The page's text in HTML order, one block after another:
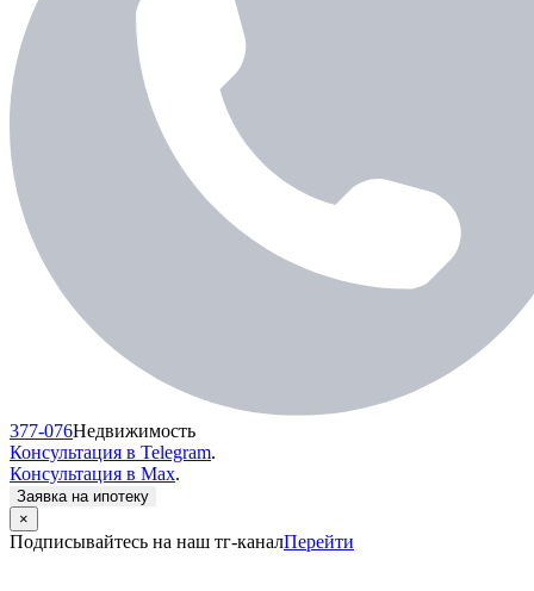
377-076Недвижимость
Консультация в Telegram.
Консультация в Max.
Заявка на ипотеку
×
Подписывайтесь на наш тг-каналПерейти